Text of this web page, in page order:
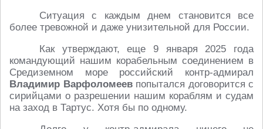
Ситуация с каждым днем становится все
более тревожной и даже унизительной для России.
Как утверждают, еще 9 января 2025 года
командующий нашим корабельным соединением в
Средиземном море российский контр-адмирал
Владимир Варфоломеев попытался договорится с
сирийцами о разрешении нашим кораблям и судам
на заход в Тартус. Хотя бы по одному.